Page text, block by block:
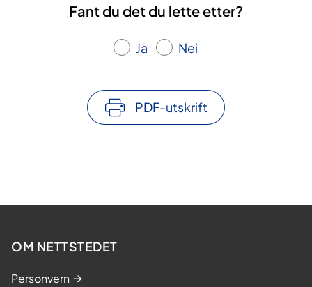
Fant du det du lette etter?
Ja Nei
PDF-utskrift
OM NETTSTEDET
Personvern